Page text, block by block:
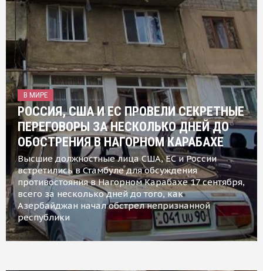
В МИРЕ
РОССИЯ, США И ЕС ПРОВЕЛИ СЕКРЕТНЫЕ
ПЕРЕГОВОРЫ ЗА НЕСКОЛЬКО ДНЕЙ ДО
ОБОСТРЕНИЯ В НАГОРНОМ КАРАБАХЕ
Высшие должностные лица США, ЕС и России
встретились в Стамбуле для обсуждения
противостояния в Нагорном Карабахе 17 сентября,
всего за несколько дней до того, как
Азербайджан начал обстрел непризнанной
республики